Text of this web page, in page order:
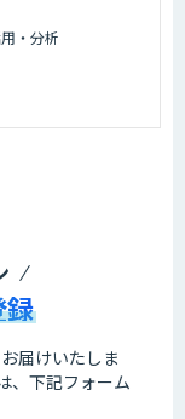
・分析
録
届けいたしま
、下記フォーム